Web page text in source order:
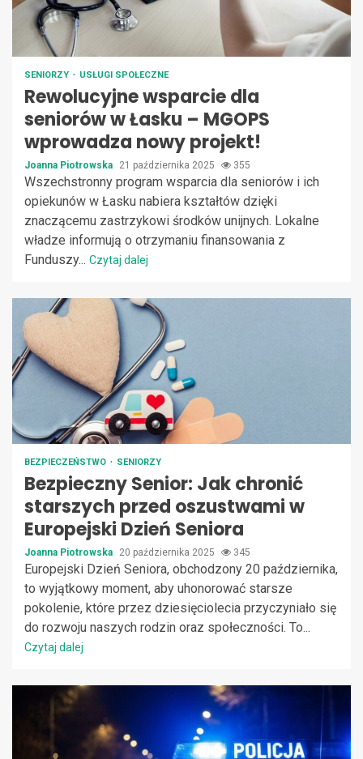
SENIORZY USŁUGI SPOŁECZNE
Rewolucyjne wsparcie dla
seniorów w Łasku – MGOPS
wprowadza nowy projekt!
Joanna Piotrowska 21 października 2025 355
Wszechstronny program wsparcia dla seniorów i ich
opiekunów w Łasku nabiera kształtów dzięki
znaczącemu zastrzykowi środków unijnych. Lokalne
władze informują o otrzymaniu finansowania z
Funduszy... Czytaj dalej
BEZPIECZEŃSTWO SENIORZY
Bezpieczny Senior: Jak chronić
starszych przed oszustwami w
Europejski Dzień Seniora
Joanna Piotrowska 20 października 2025 345
Europejski Dzień Seniora, obchodzony 20 października,
to wyjątkowy moment, aby uhonorować starsze
pokolenie, które przez dziesięciolecia przyczyniało się
do rozwoju naszych rodzin oraz społeczności. To...
Czytaj dalej